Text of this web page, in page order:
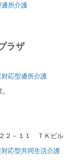
所介護
ラザ
応型通所介護
２－１１ ＴＫビル
応型共同生活介護